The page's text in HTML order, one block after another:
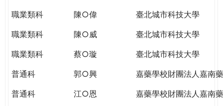
職業類科
陳○偉
臺北城市科技大學
職業類科
陳○威
臺北城市科技大學
職業類科
蔡○璇
臺北城市科技大學
普通科
郭○興
嘉藥學校財團法人嘉南
普通科
江○恩
嘉藥學校財團法人嘉南